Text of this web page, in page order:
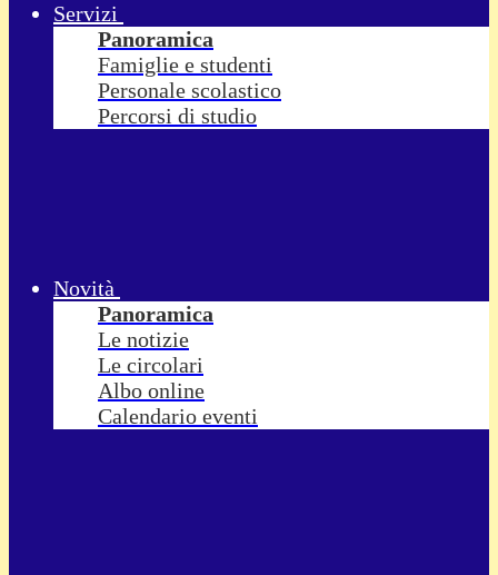
Servizi
Panoramica
Famiglie e studenti
Personale scolastico
Percorsi di studio
Novità
Panoramica
Le notizie
Le circolari
Albo online
Calendario eventi